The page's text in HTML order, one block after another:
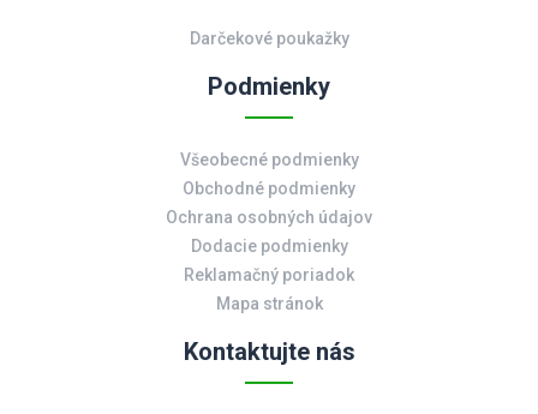
Darčekové poukažky
Podmienky
Všeobecné podmienky
Obchodné podmienky
Ochrana osobných údajov
Dodacie podmienky
Reklamačný poriadok
Mapa stránok
Kontaktujte nás